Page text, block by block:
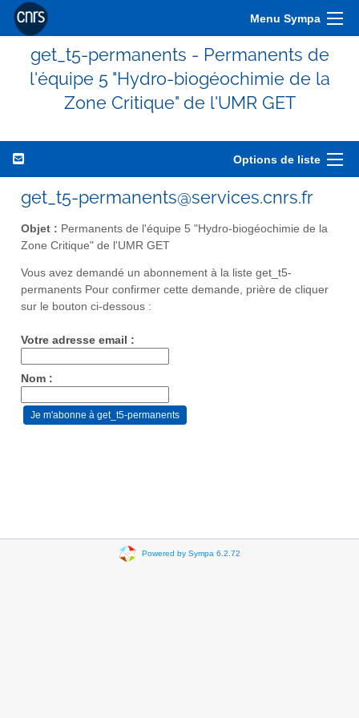
Menu Sympa
get_t5-permanents - Permanents de
l'équipe 5 "Hydro-biogéochimie de la
Zone Critique" de l'UMR GET
Options de liste
get_t5-permanents@services.cnrs.fr
Objet : Permanents de l'équipe 5 "Hydro-biogéochimie de la
Zone Critique" de l'UMR GET
Vous avez demandé un abonnement à la liste get_t5-
permanents Pour confirmer cette demande, prière de cliquer
sur le bouton ci-dessous :
Votre adresse email :
Nom :
Powered by Sympa 6.2.72